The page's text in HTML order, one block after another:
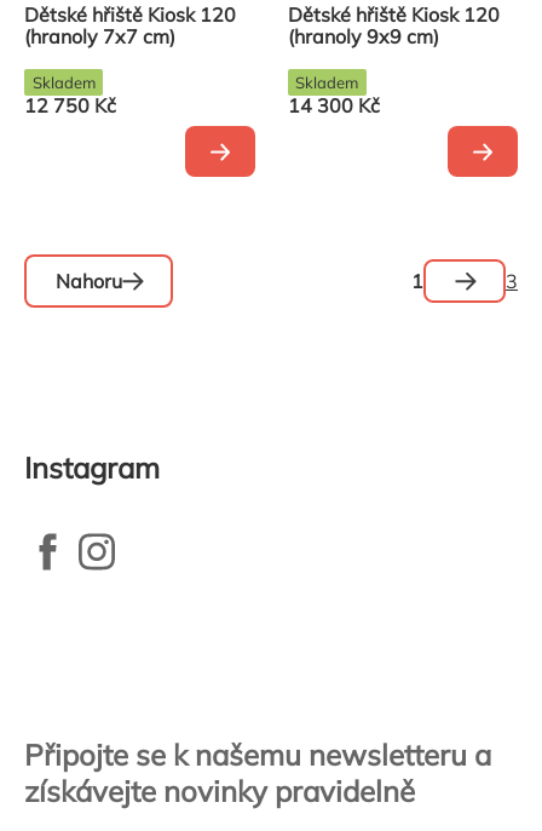
Dětské hřiště Kiosk 120
(hranoly 7x7 cm)
12 750 Kč
Skladem
Dětské hřiště Kiosk 120
(hranoly 9x9 cm)
14 300 Kč
Skladem
Ovládací
1 3
Nahoru
Instagram
Připojte se k našemu newsletteru a
získávejte novinky pravidelně